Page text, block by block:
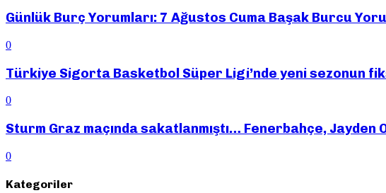
Günlük Burç Yorumları: 7 Ağustos Cuma Başak Burcu
0
Türkiye Sigorta Basketbol Süper Ligi’nde yeni sezonun
0
Sturm Graz maçında sakatlanmıştı… Fenerbahçe,
0
Kategoriler